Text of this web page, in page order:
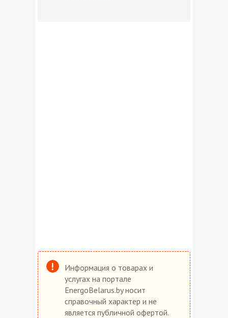
Информация о товарах и
услугах на портале
EnergoBelarus.by носит
справочный характер и не
является публичной офертой.